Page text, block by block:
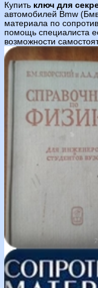
Купить ключ для
автомобилей Bmw
материала по
помощь специалиста
возможности